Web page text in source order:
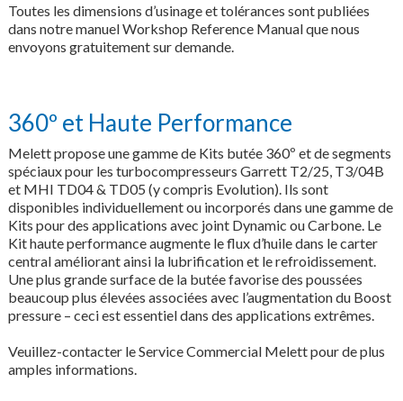
Toutes les dimensions d’usinage et tolérances sont publiées
dans notre manuel Workshop Reference Manual que nous
envoyons gratuitement sur demande.
360º et Haute Performance
Melett propose une gamme de Kits butée 360º et de segments
spéciaux pour les turbocompresseurs Garrett T2/25, T3/04B
et MHI TD04 & TD05 (y compris Evolution). Ils sont
disponibles individuellement ou incorporés dans une gamme de
Kits pour des applications avec joint Dynamic ou Carbone. Le
Kit haute performance augmente le flux d’huile dans le carter
central améliorant ainsi la lubrification et le refroidissement.
Une plus grande surface de la butée favorise des poussées
beaucoup plus élevées associées avec l’augmentation du Boost
pressure – ceci est essentiel dans des applications extrêmes.
Veuillez-contacter le Service Commercial Melett pour de plus
amples informations.